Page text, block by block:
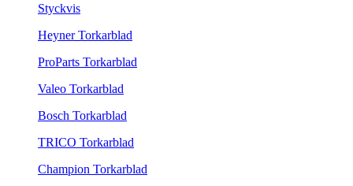
Styckvis
Heyner Torkarblad
ProParts Torkarblad
Valeo Torkarblad
Bosch Torkarblad
TRICO Torkarblad
Champion Torkarblad